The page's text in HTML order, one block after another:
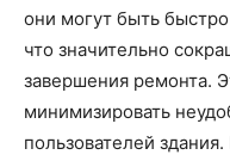
они могут быть
что значительно
завершения ремонта.
минимизировать
пользователей